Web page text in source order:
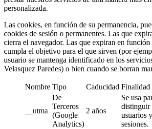
personalizada.
Las cookies, en función de su permanencia,
cookies de sesión o permanentes. Las que
cierra el navegador. Las que expiran en función
cumpla el objetivo para el que sirven (por
usuario se mantenga identificado en los
Velasquez Paredes) o bien cuando se borran
Nombre Tipo Caducidad Finalidad
__utma
De
Terceros
(Google
Analytics)
2 años
Se usa
distinguir
usuarios y
sesiones.